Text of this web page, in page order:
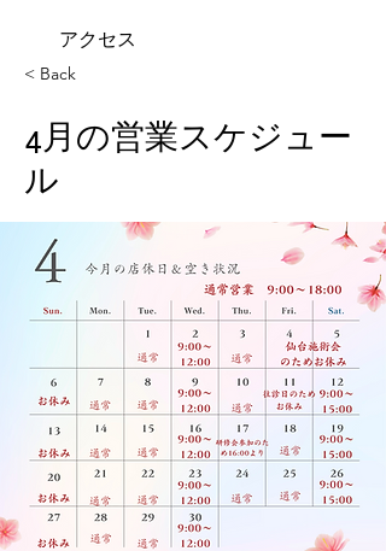
​アクセス
< Back
4月の営業スケジュー
ル